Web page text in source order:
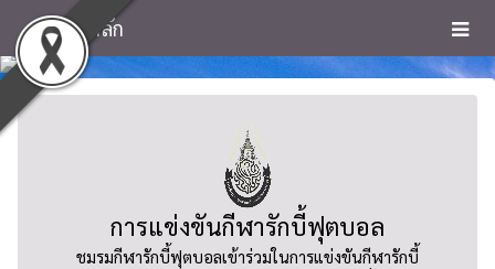
หน้าหลัก
การแข่งขันกีฬารักบี้ฟุตบอล
ชมรมกีฬารักบี้ฟุตบอลเข้าร่วมในการแข่งขันกีฬารักบี้